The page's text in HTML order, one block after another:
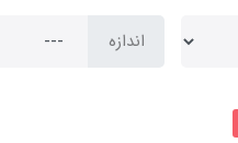
اندازه